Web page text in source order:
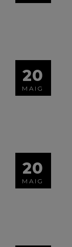
20
MAIG
20
MAIG